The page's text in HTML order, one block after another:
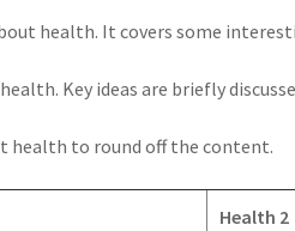
health. It covers some
Key ideas are briefly
health to round off the content.
Health 2